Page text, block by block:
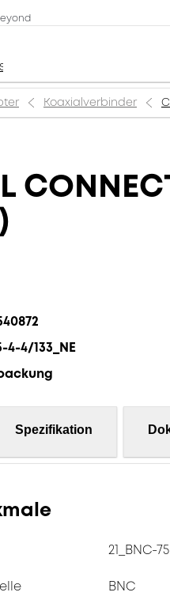
Koaxialverbinder
4-4/133_NE
Spezifikation
21_BNC-
BNC